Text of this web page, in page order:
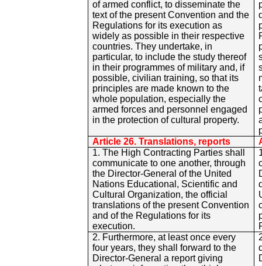
of armed conflict, to disseminate the
text of the present Convention and the
Regulations for its execution as
widely as possible in their respective
countries. They undertake, in
particular, to include the study thereof
in their programmes of military and, if
possible, civilian training, so that its
principles are made known to the
whole population, especially the
armed forces and personnel engaged
in the protection of cultural property.
Article 26. Translations, reports
1. The High Contracting Parties shall
communicate to one another, through
the Director-General of the United
Nations Educational, Scientific and
Cultural Organization, the official
translations of the present Convention
and of the Regulations for its
execution.
2. Furthermore, at least once every
four years, they shall forward to the
Director-General a report giving